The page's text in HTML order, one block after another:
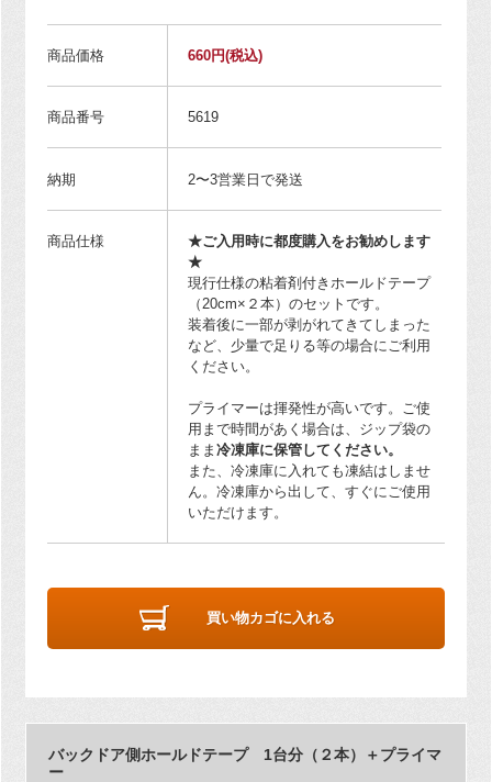
商品価格 660円(税込)
商品番号 5619
納期 2〜3営業日で発送
商品仕様
★ご入用時に都度購入をお勧めします
★
現行仕様の粘着剤付きホールドテープ
（20cm×２本）のセットです。
装着後に一部が剥がれてきてしまった
など、少量で足りる等の場合にご利用
ください。
プライマーは揮発性が高いです。ご使
用まで時間があく場合は、ジップ袋の
まま 冷凍庫に保管してください。
また、冷凍庫に入れても凍結はしませ
ん。冷凍庫から出して、すぐにご使用
いただけます。
買い物カゴに入れる
バックドア側ホールドテープ 1台分（２本）＋プライマ
ー